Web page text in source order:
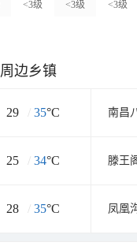
<3级 <3级 <3级
周边乡镇
29 / 35°C
25 / 34°C 滕王
28 / 35°C 凤凰